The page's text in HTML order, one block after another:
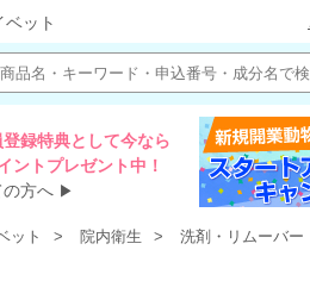
ット
録特典として今なら
ントプレゼント中！
の方へ ▶
ット 院内衛生 洗剤・リムーバー